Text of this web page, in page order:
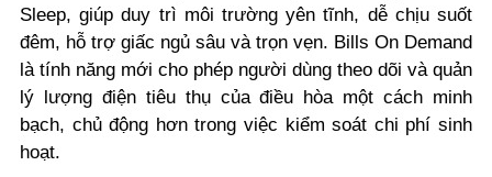
Sleep, giúp duy trì môi trường yên tĩnh, dễ chịu suốt
đêm, hỗ trợ giấc ngủ sâu và trọn vẹn. Bills On Demand
là tính năng mới cho phép người dùng theo dõi và quản
lý lượng điện tiêu thụ của điều hòa một cách minh
bạch, chủ động hơn trong việc kiểm soát chi phí sinh
hoạt.